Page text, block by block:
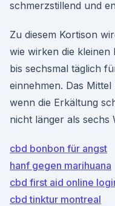
schmerzstillend und
Zu diesem Kortison
wie wirken die kleinen
bis sechsmal täglich
einnehmen. Das
wenn die Erkältung
nicht länger als sechs
cbd bonbon für angst
hanf gegen marihuana
cbd first aid online
cbd tinktur montreal